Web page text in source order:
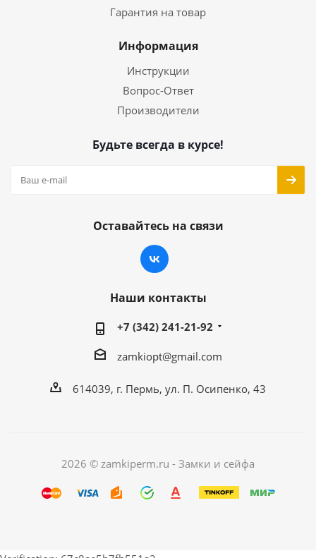
Гарантия на товар
Информация
Инструкции
Вопрос-Ответ
Производители
Будьте всегда в курсе!
Оставайтесь на связи
Наши контакты
+7 (342) 241-21-92
zamkiopt@gmail.com
614039, г. Пермь, ул. П. Осипенко, 43
2026 © zamkiperm.ru - Замки и сейфа